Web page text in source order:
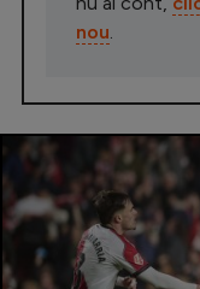
nou